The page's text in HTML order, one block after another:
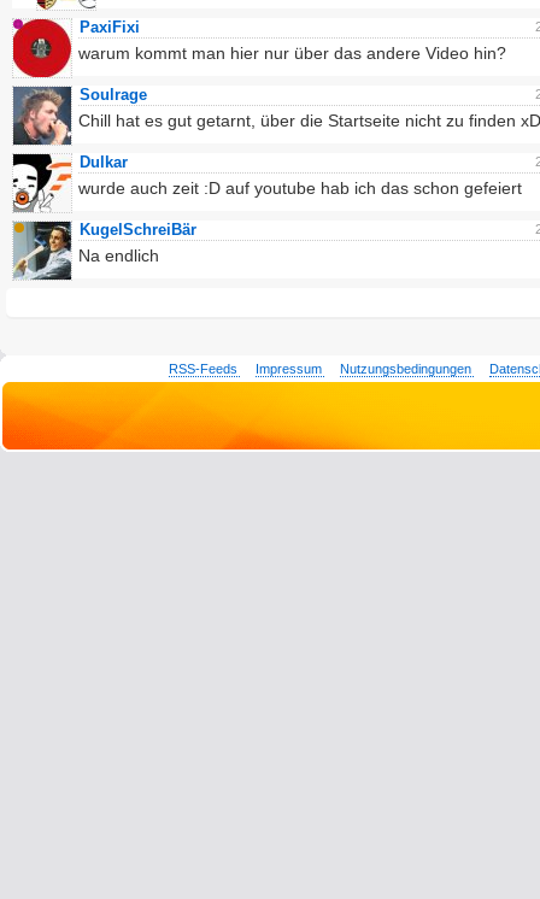
PaxiFixi
warum kommt man hier nur über das andere Video hin?
Soulrage
Chill hat es gut getarnt, über die Startseite nicht zu finden xD
Dulkar
wurde auch zeit :D auf youtube hab ich das schon gefeiert
KugelSchreiBär
Na endlich
RSS-Feeds Impressum Nutzungsbedingungen